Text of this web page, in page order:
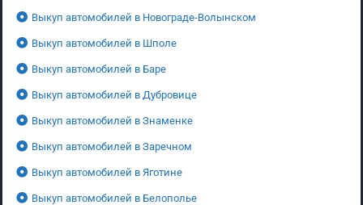
Выкуп автомобилей в Новограде-Волынском
Выкуп автомобилей в Шполе
Выкуп автомобилей в Баре
Выкуп автомобилей в Дубровице
Выкуп автомобилей в Знаменке
Выкуп автомобилей в Заречном
Выкуп автомобилей в Яготине
Выкуп автомобилей в Белополье